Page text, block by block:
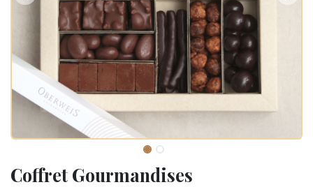
Coffret Gourmandises